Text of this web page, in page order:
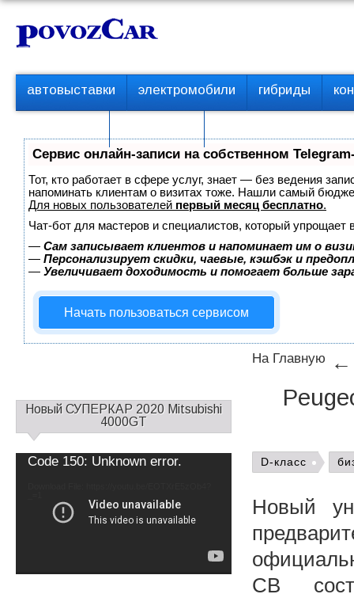
Перейти
контенту
р
о
е
м
е
ю
автовыставки электромобили гибриды
Сервис онлайн-записи на собственном
Тот, кто работает в сфере услуг, знает — без ведения
напоминать клиентам о визитах тоже. Нашли самый
Для новых пользователей первый месяц бесплатно.
Чат-бот для мастеров и специалистов, который упрощает
— Сам записывает клиентов и напоминает им о
— Персонализирует скидки, чаевые, кэшбэк и
— Увеличивает доходимость и помогает больше
Начать пользоваться сервисом
На Главную
D-класс
Новый
СВ
С
д
Новый СУПЕРКАР 2020 Mitsubishi
4000GT
Video
Code 150: Unknown error.